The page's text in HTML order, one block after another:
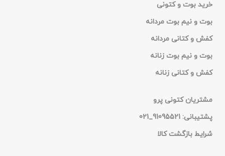
خرید بوت و کتونی
بوت و نیم بوت مردانه
کفش و کتانی مردانه
بوت و نیم بوت زنانه
کفش و کتانی زنانه
مشتریان کتونی پرو
پشتیبانی: 91095521_021
شرایط بازگشت کالا